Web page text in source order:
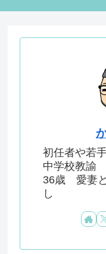
初任者や若
中学校教諭
36歳 愛妻
し